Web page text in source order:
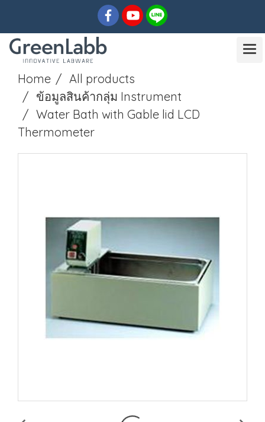
Home
All products
ข้อมูลสินค้ากลุ่ม Instrument
Water Bath with Gable lid LCD
Thermometer